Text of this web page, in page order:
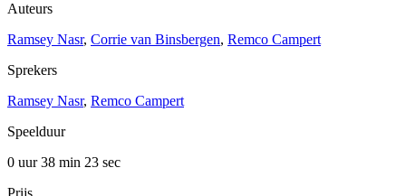
Auteurs
Ramsey Nasr, Corrie van Binsbergen, Remco Campert
Sprekers
Ramsey Nasr, Remco Campert
Speelduur
0 uur 38 min 23 sec
Prijs